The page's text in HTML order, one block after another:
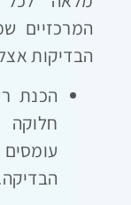
המרכזיים
הבדיקות
הכנת
חלוקה